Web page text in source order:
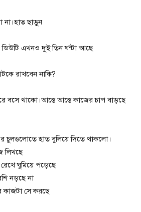
ছাড়ুন
ডিউটি এখনও দুই তিন ঘন্টা আছে
রাখবেন নাকি?
বসে থাকো।আস্তে আস্তে কাজের চাপ বাড়ছে
চুলগুলোতে হাত বুলিয়ে দিতে থাকলো।
লিখছে
ঘুমিয়ে পড়েছে
নড়ছে না
কাজটা সে করছে